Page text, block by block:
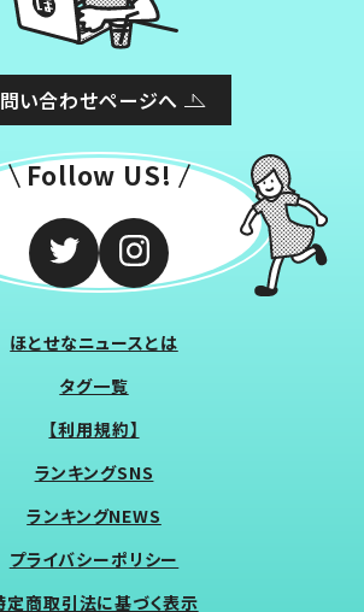
い合わせページへ
Follow US!
ほとせなニュースとは
タグ一覧
【利用規約】
ランキングSNS
ランキングNEWS
プライバシーポリシー
定商取引法に基づく表示